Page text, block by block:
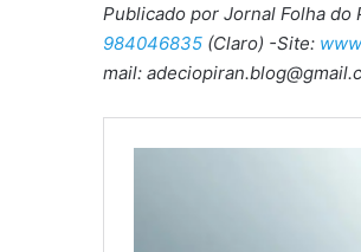
Publicado por Jornal Folha do
984046835 (Claro) -Site:
mail: